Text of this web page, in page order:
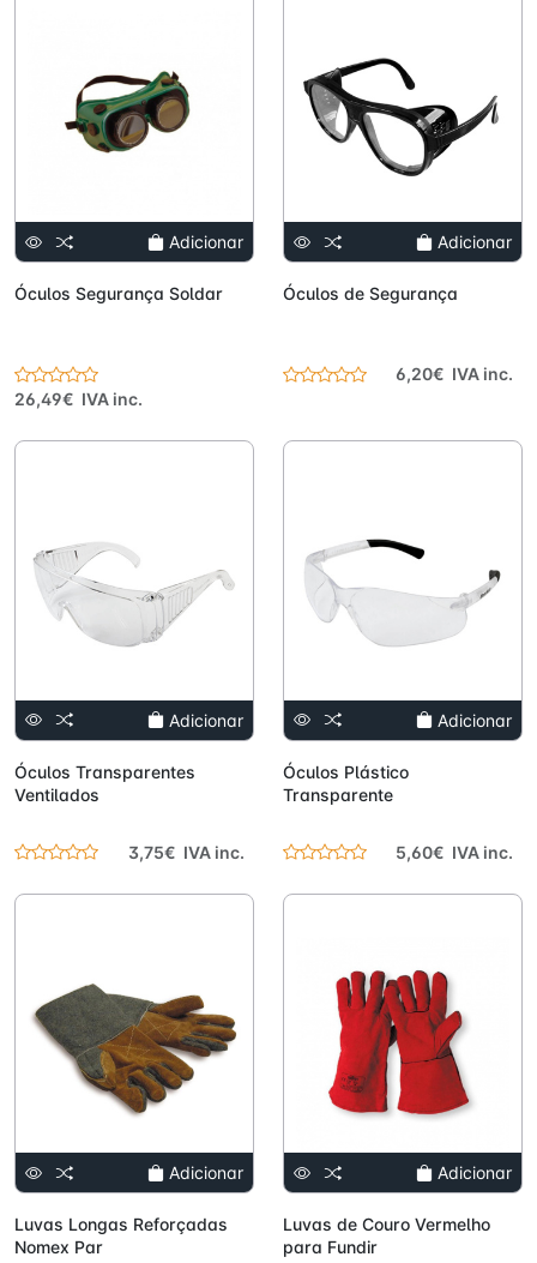
Adicionar
Óculos Segurança Soldar
26,49€ IVA inc.
Adicionar
Óculos de Segurança
6,20€ IVA inc.
Adicionar
Óculos Transparentes
Ventilados
3,75€ IVA inc.
Adicionar
Óculos Plástico
Transparente
5,60€ IVA inc.
Adicionar
Luvas Longas Reforçadas
Nomex Par
Adicionar
Luvas de Couro Vermelho
para Fundir